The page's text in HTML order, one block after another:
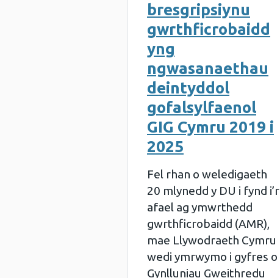
bresgripsiynu
gwrthficrobaidd
yng
ngwasanaethau
deintyddol
gofalsylfaenol
GIG Cymru 2019 i
2025
Fel rhan o weledigaeth
20 mlynedd y DU i fynd i’r
afael ag ymwrthedd
gwrthficrobaidd (AMR),
mae Llywodraeth Cymru
wedi ymrwymo i gyfres o
Gynlluniau Gweithredu